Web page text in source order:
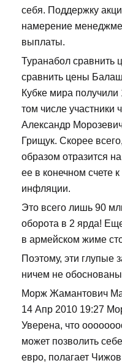
себя. Поддержку
намерение
выплаты.
Туранабол сравнить
сравнить цены
Кубке мира
том числе участники
Александр
Грищук. Скорее
образом отразится
ее в конечном счете
инфляции.
Это всего лишь 90
оборота в 2 ярда!
в армейском жиме
Поэтому, эти глупые
ничем не
Морж Жамантович
14 Апр 2010 19:27
Уверена, что
может позволить
евро, полагает